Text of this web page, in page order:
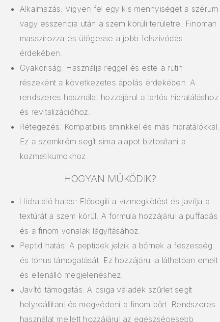
Alkalmazás: Vigyen fel egy kis mennyiséget a szérum
vagy esszencia után a szem körüli területre. Finoman
masszírozza és ütögesse a jobb felszívódás
érdekében.
Gyakoriság: Használja reggel és este a rutin
részeként a következetes ápolás érdekében. A
rendszeres használat hozzájárul a tartós hidratáláshoz
és revitalizációhoz.
Rétegezés: Kompatibilis sminkkel és más hidratálókkal.
Ez a szemkrém segít sima alapot biztosítani a
kozmetikumokhoz.
HOGYAN MŰKÖDIK?
Hidratáló hatás: Elősegíti a vízmegkötést és javítja a
textúrát a szem körül. A formula hozzájárul a puffadás
és a finom vonalak lágyításához.
Peptid hatás: A peptidek jelzik a bőrnek a feszesség
és tónus támogatását. Ez hozzájárul a láthatóan emelt
és ellenálló megjelenéshez.
Javító támogatás: A csiga váladék szűrlet segít
helyreállítani és megvédeni a finom bőrt. Rendszeres
használat mellett hozzájárul az egészségesebb